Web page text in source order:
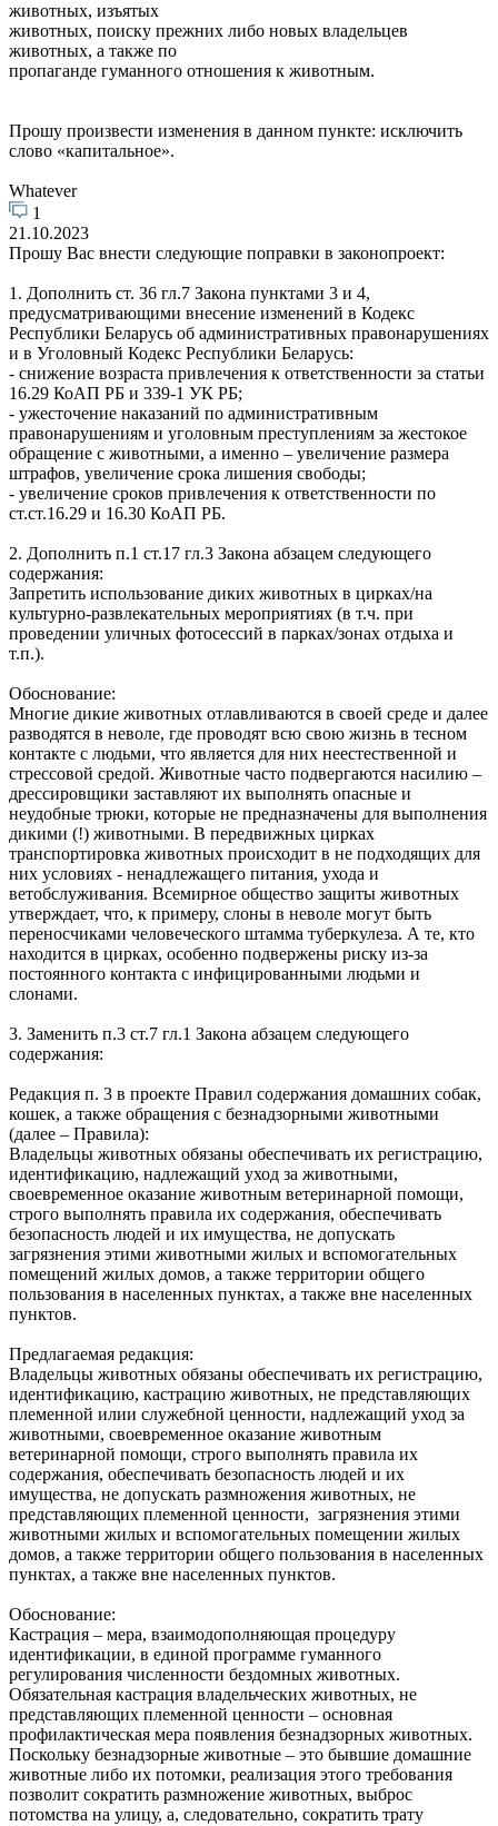
животных, изъятых
животных, поиску прежних либо новых владельцев
животных, а также по
пропаганде гуманного отношения к животным.
Прошу произвести изменения в данном пункте: исключить
слово «капитальное».
Whatever
1
21.10.2023
Прошу Вас внести следующие поправки в законопроект:
1. Дополнить ст. 36 гл.7 Закона пунктами 3 и 4,
предусматривающими внесение изменений в Кодекс
Республики Беларусь об административных правонарушениях
и в Уголовный Кодекс Республики Беларусь:
- снижение возраста привлечения к ответственности за статьи
16.29 КоАП РБ и 339-1 УК РБ;
- ужесточение наказаний по административным
правонарушениям и уголовным преступлениям за жестокое
обращение с животными, а именно – увеличение размера
штрафов, увеличение срока лишения свободы;
- увеличение сроков привлечения к ответственности по
ст.ст.16.29 и 16.30 КоАП РБ.
2. Дополнить п.1 ст.17 гл.3 Закона абзацем следующего
содержания:
Запретить использование диких животных в цирках/на
культурно-развлекательных мероприятиях (в т.ч. при
проведении уличных фотосессий в парках/зонах отдыха и
т.п.).
Обоснование:
Многие дикие животных отлавливаются в своей среде и далее
разводятся в неволе, где проводят всю свою жизнь в тесном
контакте с людьми, что является для них неестественной и
стрессовой средой. Животные часто подвергаются насилию –
дрессировщики заставляют их выполнять опасные и
неудобные трюки, которые не предназначены для выполнения
дикими (!) животными. В передвижных цирках
транспортировка животных происходит в не подходящих для
них условиях - ненадлежащего питания, ухода и
ветобслуживания. Всемирное общество защиты животных
утверждает, что, к примеру, слоны в неволе могут быть
переносчиками человеческого штамма туберкулеза. А те, кто
находится в цирках, особенно подвержены риску из-за
постоянного контакта с инфицированными людьми и
слонами.
3. Заменить п.3 ст.7 гл.1 Закона абзацем следующего
содержания:
Редакция п. 3 в проекте Правил содержания домашних собак,
кошек, а также обращения с безнадзорными животными
(далее – Правила):
Владельцы животных обязаны обеспечивать их регистрацию,
идентификацию, надлежащий уход за животными,
своевременное оказание животным ветеринарной помощи,
строго выполнять правила их содержания, обеспечивать
безопасность людей и их имущества, не допускать
загрязнения этими животными жилых и вспомогательных
помещений жилых домов, а также территории общего
пользования в населенных пунктах, а также вне населенных
пунктов.
Предлагаемая редакция:
Владельцы животных обязаны обеспечивать их регистрацию,
идентификацию, кастрацию животных, не представляющих
племенной илии служебной ценности, надлежащий уход за
животными, своевременное оказание животным
ветеринарной помощи, строго выполнять правила их
содержания, обеспечивать безопасность людей и их
имущества, не допускать размножения животных, не
представляющих племенной ценности, загрязнения этими
животными жилых и вспомогательных помещении жилых
домов, а также территории общего пользования в населенных
пунктах, а также вне населенных пунктов.
Обоснование:
Кастрация – мера, взаимодополняющая процедуру
идентификации, в единой программе гуманного
регулирования численности бездомных животных.
Обязательная кастрация владельческих животных, не
представляющих племенной ценности – основная
профилактическая мера появления безнадзорных животных.
Поскольку безнадзорные животные – это бывшие домашние
животные либо их потомки, реализация этого требования
позволит сократить размножение животных, выброс
потомства на улицу, а, следовательно, сократить трату